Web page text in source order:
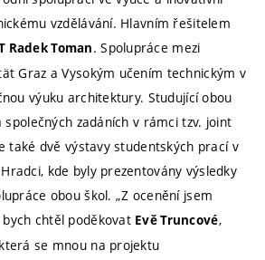
vzdělávání. Hlavním řešitelem
Radek Toman. Spolupráce mezi
Graz a Vysokým učením technickým v
výuku architektury. Studující obou
zadáních v rámci tzv. joint
také dvě výstavy studentských prací v
kde byly prezentovány výsledky
obou škol. „Z ocenění jsem
chtěl poděkovat Evě Truncové,
se mnou na projektu